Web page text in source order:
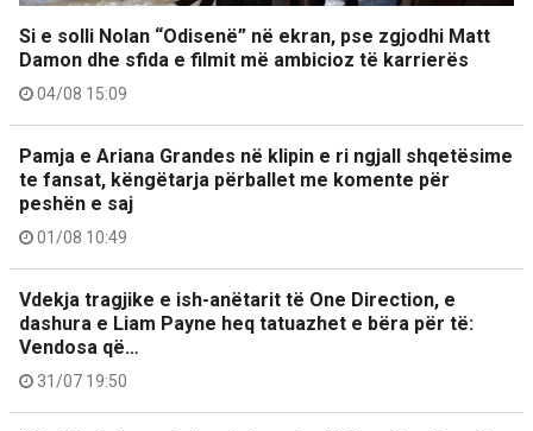
Si e solli Nolan “Odisenë” në ekran, pse zgjodhi Matt
Damon dhe sfida e filmit më ambicioz të karrierës
04/08 15:09
Pamja e Ariana Grandes në klipin e ri ngjall shqetësime
te fansat, këngëtarja përballet me komente për
peshën e saj
01/08 10:49
Vdekja tragjike e ish-anëtarit të One Direction, e
dashura e Liam Payne heq tatuazhet e bëra për të:
Vendosa që…
31/07 19:50